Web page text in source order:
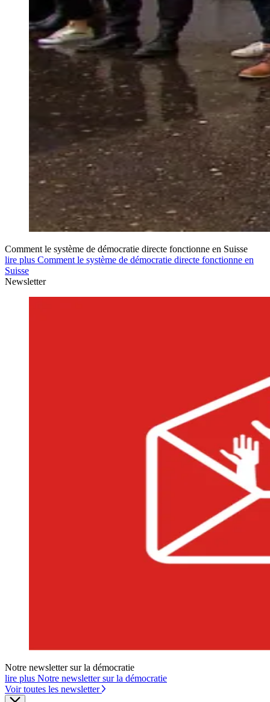
Comment le système de démocratie directe fonctionne en Suisse
lire plus Comment le système de démocratie directe fonctionne en
Suisse
Newsletter
Notre newsletter sur la démocratie
lire plus Notre newsletter sur la démocratie
Voir toutes les newsletter